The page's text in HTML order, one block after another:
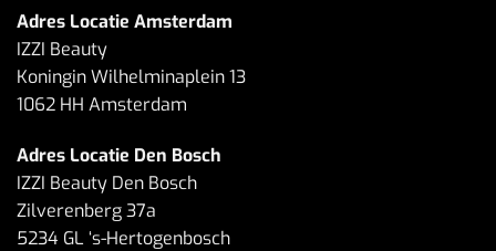
Adres Locatie Amsterdam
IZZI Beauty
Koningin Wilhelminaplein 13
1062 HH Amsterdam
Adres Locatie Den Bosch
IZZI Beauty Den Bosch
Zilverenberg 37a
5234 GL ‘s-Hertogenbosch